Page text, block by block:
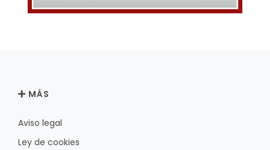
MÁS
Aviso legal
Ley de cookies